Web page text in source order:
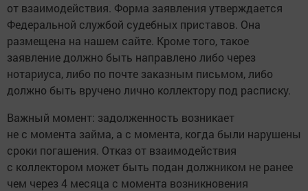
от взаимодействия. Форма заявления утверждается
Федеральной службой судебных приставов. Она
размещена на нашем сайте. Кроме того, такое
заявление должно быть направлено либо через
нотариуса, либо по почте заказным письмом, либо
должно быть вручено лично коллектору под расписку.
Важный момент: задолженность возникает
не с момента займа, а с момента, когда были нарушены
сроки погашения. Отказ от взаимодействия
с коллектором может быть подан должником не ранее
чем через 4 месяца с момента возникновения